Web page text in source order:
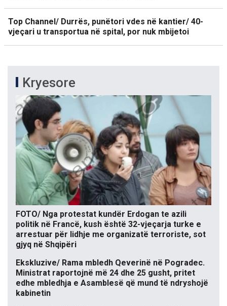
Top Channel/ Durrës, punëtori vdes në kantier/ 40-
vjeçari u transportua në spital, por nuk mbijetoi
Kryesore
FOTO/ Nga protestat kundër Erdogan te azili
politik në Francë, kush është 32-vjeçarja turke e
arrestuar për lidhje me organizatë terroriste, sot
gjyq në Shqipëri
Ekskluzive/ Rama mbledh Qeverinë në Pogradec.
Ministrat raportojnë më 24 dhe 25 gusht, pritet
edhe mbledhja e Asamblesë që mund të ndryshojë
kabinetin